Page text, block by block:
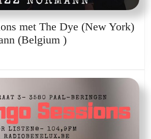
met The Dye (New York)
(Belgium )Durango
The
(New
York)
&